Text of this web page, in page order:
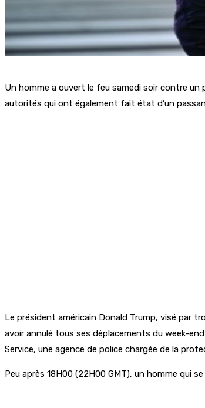
Un homme a ouvert le feu samedi soir contre un
autorités qui ont également fait état d’un
Le président américain Donald Trump, visé par
avoir annulé tous ses déplacements du week-
Service, une agence de police chargée de la
Peu après 18H00 (22H00 GMT), un homme qui